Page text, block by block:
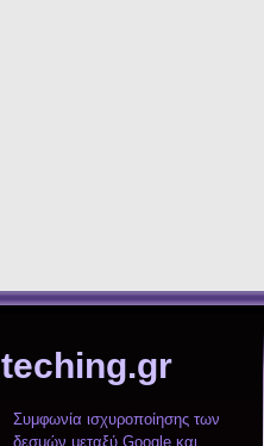
teching.gr
Συμφωνία ισχυροποίησης των
δεσμών μεταξύ Google και